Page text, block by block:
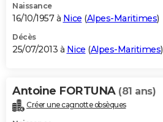
Naissance
16/10/1957 à Nice (Alpes-Maritimes)
Décès
25/07/2013 à Nice (Alpes-Maritimes)
Antoine FORTUNA (81 ans)
Créer une cagnotte obsèques